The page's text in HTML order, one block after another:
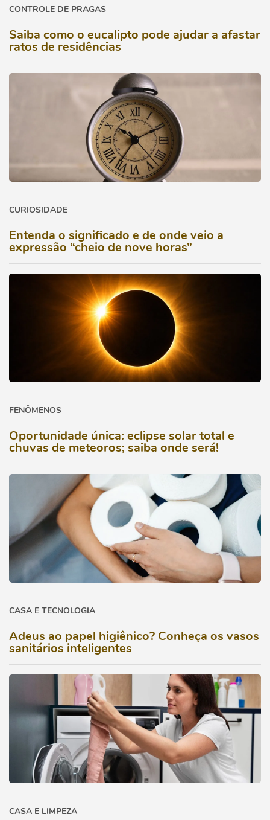
CONTROLE DE PRAGAS
Saiba como o eucalipto pode ajudar a afastar
ratos de residências
CURIOSIDADE
Entenda o significado e de onde veio a
expressão “cheio de nove horas”
FENÔMENOS
Oportunidade única: eclipse solar total e
chuvas de meteoros; saiba onde será!
CASA E TECNOLOGIA
Adeus ao papel higiênico? Conheça os vasos
sanitários inteligentes
CASA E LIMPEZA